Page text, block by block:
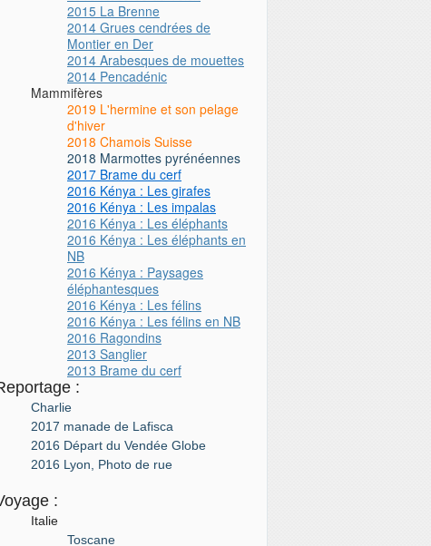
2015 La Brenne
2014 Grues cendrées de
Montier en Der
2014 Arabesques de mouettes
2014 Pencadénic
Mammifères
2019 L'hermine et son pelage
d'hiver
2018 Chamois Suisse
2018 Marmottes pyrénéennes
2017 Brame du cerf
2016 Kénya : Les girafes
2016 Kénya : Les impalas
2016 Kénya : Les éléphants
2016 Kénya : Les éléphants en
NB
2016 Kénya : Paysages
éléphantesques
2016 Kénya : Les félins
2016 Kénya : Les félins en NB
2016 Ragondins
2013 Sanglier
2013 Brame du cerf
:
Charlie
2017 manade de Lafisca
2016 Départ du Vendée Globe
2016 Lyon, Photo de rue
:
Italie
Toscane